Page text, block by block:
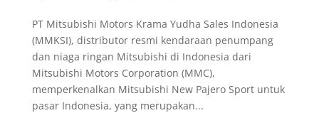
PT Mitsubishi Motors Krama Yudha Sales Indonesia
(MMKSI), distributor resmi kendaraan penumpang
dan niaga ringan Mitsubishi di Indonesia dari
Mitsubishi Motors Corporation (MMC),
memperkenalkan Mitsubishi New Pajero Sport untuk
pasar Indonesia, yang merupakan...